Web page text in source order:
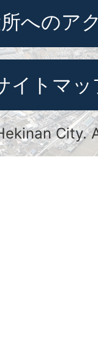
へのア
イトマッ
City.